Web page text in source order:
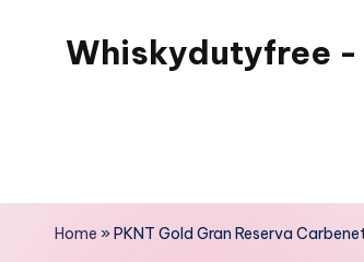
Whiskydutyfree -
Home »PKNT Gold Gran Reserva